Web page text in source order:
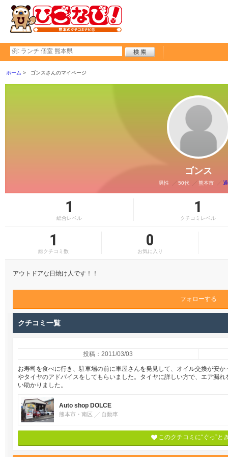
ホーム ゴンスさんのマイページ
ゴンス
男性 50代 熊本市
1
総合レベル
1
クチコミレベル
1
総クチコミ数
0
お気に入り
アウトドアな日焼け人です！！
フォローする
クチコミ一覧
投稿：2011/03/03
お寿司を食べに行き、駐車場の前に車屋さんを発見して、オイル交換が安
やタイヤのアドバイスをしてもらいました。タイヤに詳しい方で、エア漏
い助かりました。
Auto shop DOLCE
熊本市・南区 自動車
このクチコミに“ぐっ”と